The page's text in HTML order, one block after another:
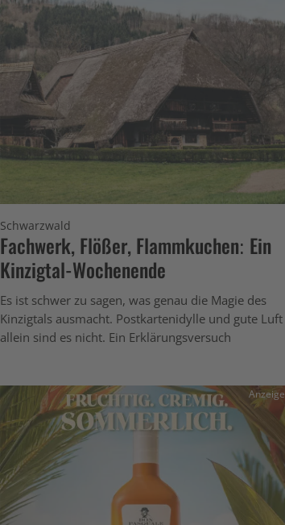
Schwarzwald
Fachwerk, Flößer, Flammkuchen: Ein
Kinzigtal-Wochenende
Es ist schwer zu sagen, was genau die Magie des
Kinzigtals ausmacht. Postkartenidylle und gute Luft
allein sind es nicht. Ein Erklärungsversuch
Anzeige